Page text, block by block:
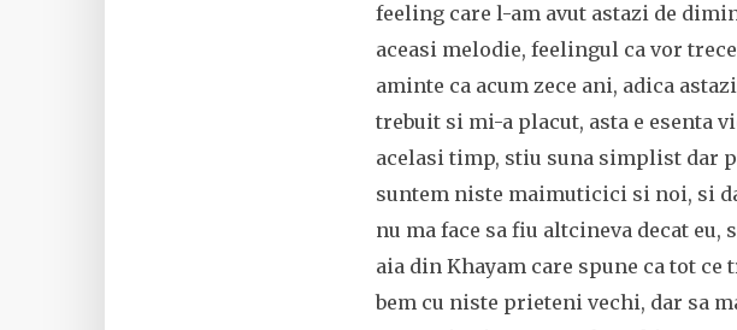
feeling care l-am avut astazi de
aceasi melodie, feelingul ca vor
aminte ca acum zece ani, adica
trebuit si mi-a placut, asta e esenta
acelasi timp, stiu suna simplist dar
suntem niste maimuticici si noi, si
nu ma face sa fiu altcineva decat eu,
aia din Khayam care spune ca tot ce
bem cu niste prieteni vechi, dar sa